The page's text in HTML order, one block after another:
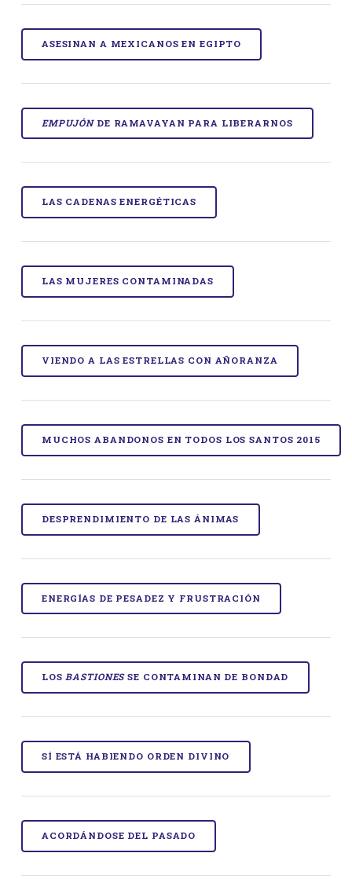
ASESINAN A MEXICANOS EN EGIPTO
EMPUJÓNDE RAMAVAYAN PARA LIBERARNOS
LAS CADENAS ENERGÉTICAS
LAS MUJERES CONTAMINADAS
VIENDO A LAS ESTRELLAS CON AÑORANZA
MUCHOS ABANDONOS EN TODOS LOS SANTOS 2015
DESPRENDIMIENTO DE LAS ÁNIMAS
ENERGÍAS DE PESADEZ Y FRUSTRACIÓN
LOSBASTIONESSE CONTAMINAN DE BONDAD
SÍ ESTÁ HABIENDO ORDEN DIVINO
ACORDÁNDOSE DEL PASADO